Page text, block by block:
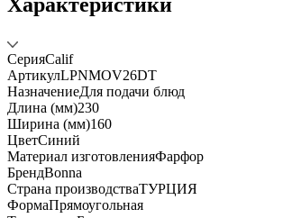
СерияCalif
АртикулLPNMOV26DT
НазначениеДля подачи блюд
Длина (мм)230
Ширина (мм)160
ЦветСиний
Материал изготовленияФарфор
БрендBonna
Страна производстваТУРЦИЯ
ФормаПрямоугольная